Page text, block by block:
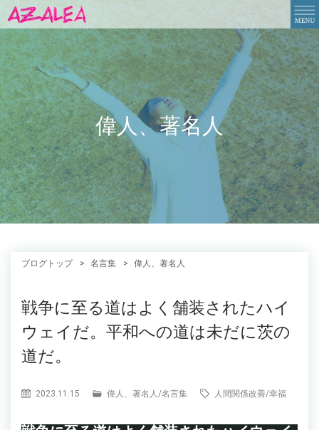
偉人、著名人
ブログトップ 名言集 偉人、著名人
戦争に至る道はよく舗装されたハイ
ウェイだ。平和への道は未だに茨の
道だ。
2023.11.15 偉人、著名人 /名言集 人間関係改善/幸福